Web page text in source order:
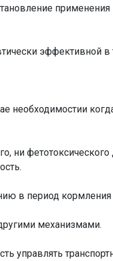
эффективной в
необходимостии
ни
в период
механизмами.
управлять